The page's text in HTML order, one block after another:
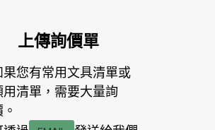
上傳詢價單
果您有常用文具清單或
用清單，需要大量詢